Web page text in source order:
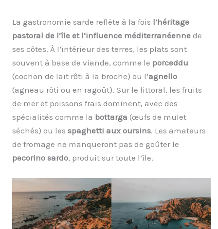
La gastronomie sarde reflète à la fois l’héritage
pastoral de l’île et l’influence méditerranéenne de
ses côtes. À l’intérieur des terres, les plats sont
souvent à base de viande, comme le porceddu
(cochon de lait rôti à la broche) ou l’agnello
(agneau rôti ou en ragoût). Sur le littoral, les fruits
de mer et poissons frais dominent, avec des
spécialités comme la bottarga (œufs de mulet
séchés) ou les spaghetti aux oursins. Les amateurs
de fromage ne manqueront pas de goûter le
pecorino sardo, produit sur toute l’île.